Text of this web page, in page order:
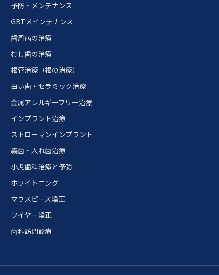
予防・メンテナンス
GBTメインテナンス
歯周病の治療
むし歯の治療
根管治療（根の治療）
白い歯・セラミック治療
金属アレルギーフリー治療
インプラント治療
ストローマンインプラント
義歯・入れ歯治療
小児歯科治療と予防
ホワイトニング
マウスピース矯正
ワイヤー矯正
歯科訪問診療